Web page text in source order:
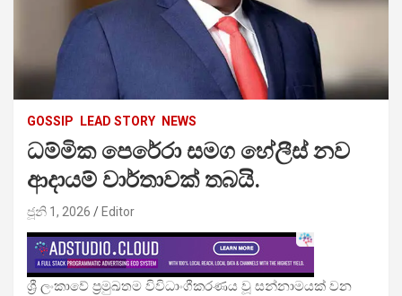
GOSSIP LEAD STORY NEWS
ධම්මික පෙරේරා සමග හේලීස් නව
ආදායම් වාර්තාවක් තබයි.
ජූනි 1, 2026 Editor
ශ්‍රී ලංකාවේ ප්‍රමුඛතම විවිධාංගීකරණය වූ සන්නාමයක් වන